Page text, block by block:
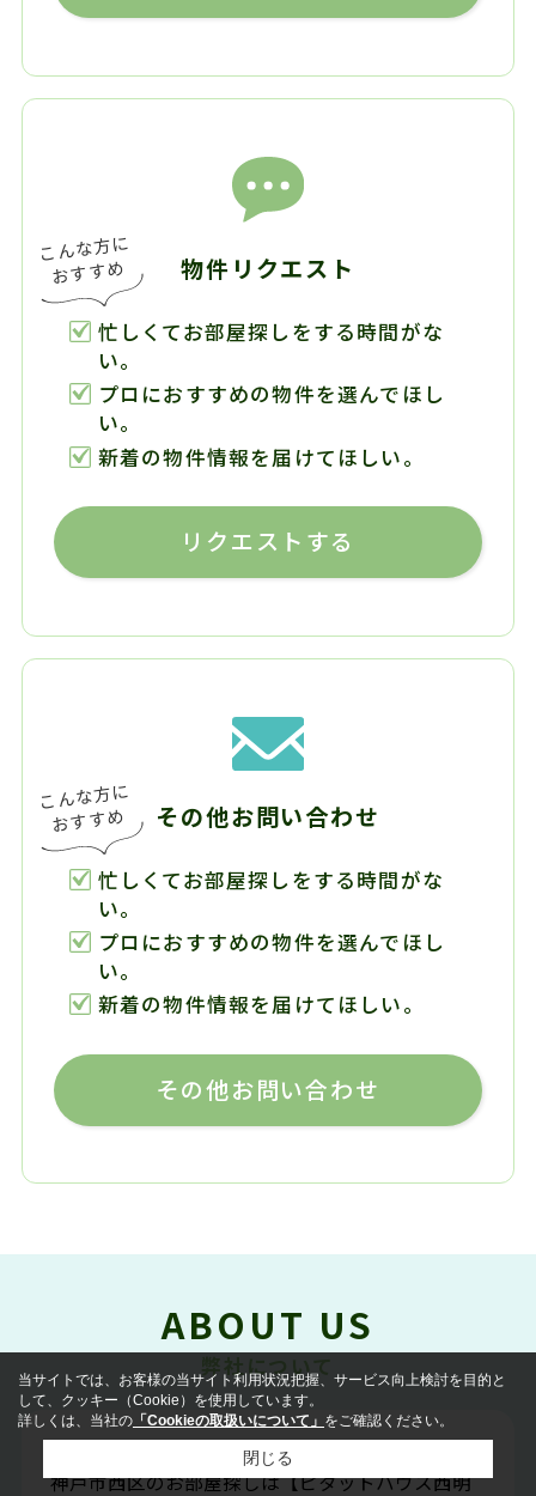
物件リクエスト
忙しくてお部屋探しをする時間がな
い。
プロにおすすめの物件を選んでほし
い。
新着の物件情報を届けてほしい。
リクエストする
その他お問い合わせ
忙しくてお部屋探しをする時間がな
い。
プロにおすすめの物件を選んでほし
い。
新着の物件情報を届けてほしい。
その他お問い合わせ
ABOUT US
弊社について
地域密着！親切・丁寧をモットーに明石市全域・
神戸市西区のお部屋探しは【ピタットハウス西明
当サイトでは、お客様の当サイト利用状況把握、サービス向上検討を目的と
して、クッキー（Cookie）を使用しています。
詳しくは、当社の 「Cookieの取扱いについて」 をご確認ください。
閉じる